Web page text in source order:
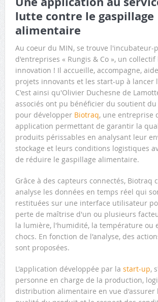
lutte contre le gaspillage
alimentaire
Au coeur du MIN, se trouve l'incubateur-
d'entreprises « Rungis & Co », un
innovation ! Il accueille, accompagne,
projets innovants et les start-up à lancer
C'est ainsi qu'Olivier Duchesne de
associés ont pu bénéficier du soutient du
pour développer Biotraq, une entreprise
application permettant de garantir la
produits périssables en analysant leur
stockage et leurs conditions logistiques
de réduire le gaspillage alimentaire.
Grâce à des capteurs connectés, Biotraq
analyse les données en temps réel qui
restituées sur une interface utilisateur
perte de maîtrise d'un ou plusieurs
la lumière, l'humidité, la température ou
chocs. En fonction de l'analyse, des
sont proposées.
L'application développée par la start-up,
personne en charge de la production,
distribution alimentaire en vue d'assurer